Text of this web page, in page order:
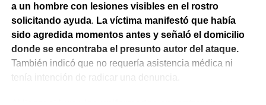
a un hombre con lesiones visibles en el rostro
solicitando ayuda. La víctima manifestó que había
sido agredida momentos antes y señaló el domicilio
donde se encontraba el presunto autor del ataque.
También indicó que no requería asistencia médica ni
tenía intención de radicar una denuncia.